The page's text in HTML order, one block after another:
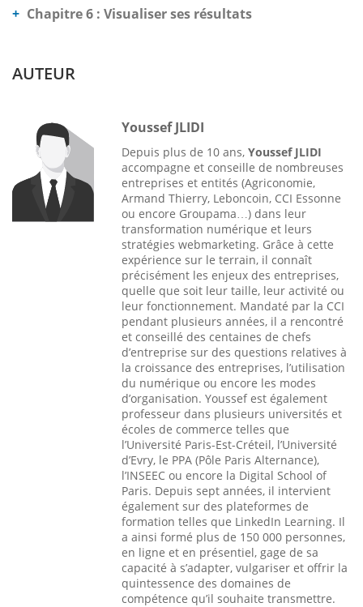
Chapitre 6 : Visualiser ses résultats
AUTEUR
Youssef JLIDI
Depuis plus de 10 ans, Youssef JLIDI
accompagne et conseille de nombreuses
entreprises et entités (Agriconomie,
Armand Thierry, Leboncoin, CCI Essonne
ou encore Groupama…) dans leur
transformation numérique et leurs
stratégies webmarketing. Grâce à cette
expérience sur le terrain, il connaît
précisément les enjeux des entreprises,
quelle que soit leur taille, leur activité ou
leur fonctionnement. Mandaté par la CCI
pendant plusieurs années, il a rencontré
et conseillé des centaines de chefs
d’entreprise sur des questions relatives à
la croissance des entreprises, l’utilisation
du numérique ou encore les modes
d’organisation. Youssef est également
professeur dans plusieurs universités et
écoles de commerce telles que
l’Université Paris-Est-Créteil, l’Université
d’Evry, le PPA (Pôle Paris Alternance),
l’INSEEC ou encore la Digital School of
Paris. Depuis sept années, il intervient
également sur des plateformes de
formation telles que LinkedIn Learning. Il
a ainsi formé plus de 150 000 personnes,
en ligne et en présentiel, gage de sa
capacité à s’adapter, vulgariser et offrir la
quintessence des domaines de
compétence qu’il souhaite transmettre.